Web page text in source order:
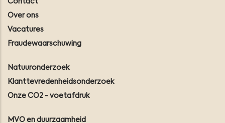
Over ons
Vacatures
Fraudewaarschuwing
Natuuronderzoek
Klanttevredenheidsonderzoek
Onze CO2 - voetafdruk
MVO en duurzaamheid